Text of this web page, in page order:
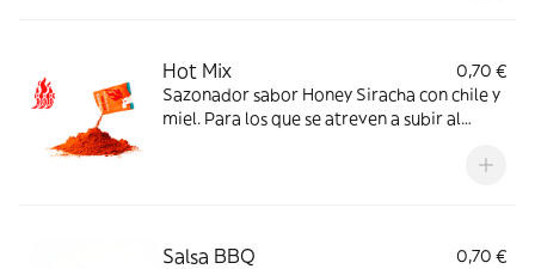
Hot Mix
0,70 €
Sazonador sabor Honey Siracha con chile y
miel. Para los que se atreven a subir al
Salsa BBQ 0,70 €